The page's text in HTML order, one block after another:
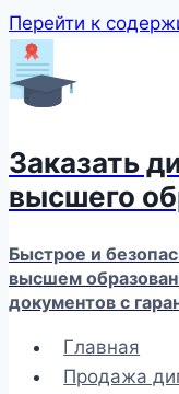
Перейти к
Заказать
высшего
Быстрое и
высшем
документов с
Главная
Продажа